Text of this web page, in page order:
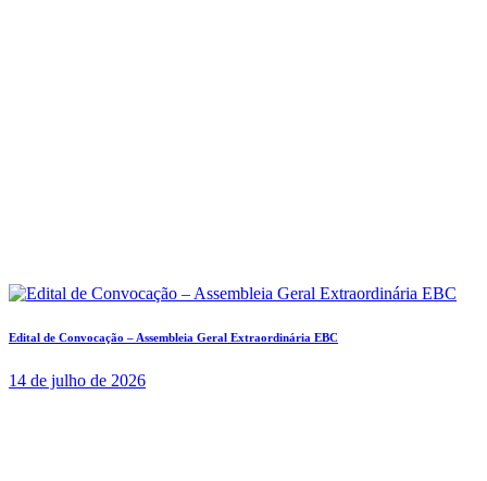
Edital de Convocação – Assembleia Geral Extraordinária EBC
14 de julho de 2026